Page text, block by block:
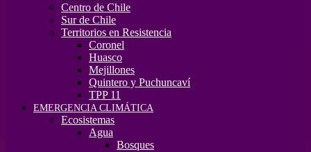
Centro de Chile
Sur de Chile
Territorios en Resistencia
Coronel
Huasco
Mejillones
Quintero y Puchuncaví
TPP 11
EMERGENCIA CLIMÁTICA
Ecosistemas
Agua
Bosques